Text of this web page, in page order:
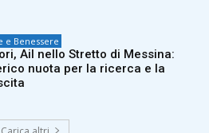
e Benessere
Ail nello Stretto di Messina:
nuota per la ricerca e la